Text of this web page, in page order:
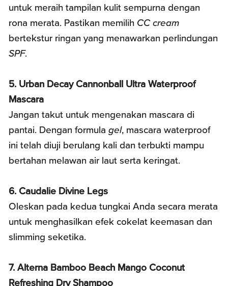
untuk meraih tampilan kulit sempurna dengan
rona merata. Pastikan memilih CC cream
bertekstur ringan yang menawarkan perlindungan
SPF.
5. Urban Decay Cannonball Ultra Waterproof
Mascara
Jangan takut untuk mengenakan mascara di
pantai. Dengan formulagel, mascara waterproof
ini telah diuji berulang kali dan terbukti mampu
bertahan melawan air laut serta keringat.
6. Caudalie Divine Legs
Oleskan pada kedua tungkai Anda secara merata
untuk menghasilkan efek cokelat keemasan dan
slimming seketika.
7. Alterna Bamboo Beach Mango Coconut
Refreshing Dry Shampoo